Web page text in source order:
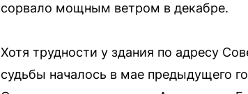
сорвало мощным ветром в декабре.
Хотя трудности у здания по адресу
судьбы началось в мае предыдущего